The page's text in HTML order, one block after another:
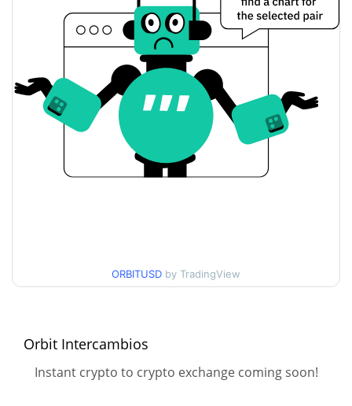
Apertura/cierre de ayer
$0,00045782189 /
$0,00045783
Cambio de ayer
Volumen de ayer $16,792222
Historial de precios de Orbit
semanas
$0,00047270026
ORBITUSD by TradingView
Orbit Intercambios
Instant crypto to crypto exchange coming soon!